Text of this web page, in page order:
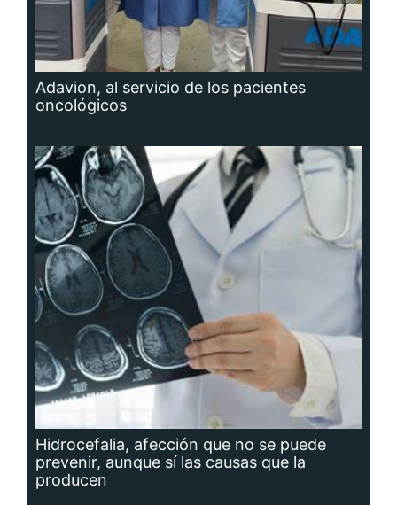
Adavion, al servicio de los pacientes
oncológicos
Hidrocefalia, afección que no se puede
prevenir, aunque sí las causas que la
producen